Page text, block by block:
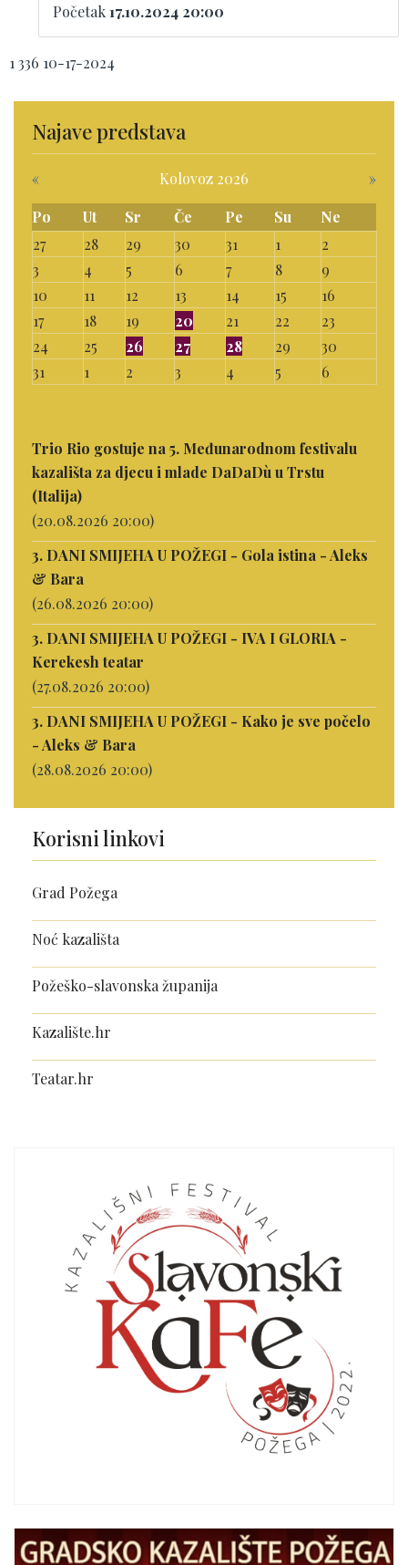
Početak17.10.2024 20:00
1 336 10-17-2024
Najave predstava
« Kolovoz 2026
»
Po
Ut Sr Če Pe Su
Ne
27
28 29 30 31 1
2
3
4 5 6 7 8
9
10
11 12 13 14 15
16
17
18 19 20 21 22
23
24
25 26 27 28 29
30
31
1 2 3 4 5 6
Trio Rio gostuje na 5. Međunarodnom festivalu
kazališta za djecu i mlade DaDaDù u Trstu
(Italija)
(20.08.2026 20:00)
3. DANI SMIJEHA U POŽEGI - Gola istina - Aleks
& Bara
(26.08.2026 20:00)
3. DANI SMIJEHA U POŽEGI - IVA I GLORIA -
Kerekesh teatar
(27.08.2026 20:00)
3. DANI SMIJEHA U POŽEGI - Kako je sve počelo
- Aleks & Bara
(28.08.2026 20:00)
Korisni linkovi
Grad Požega
Noć kazališta
Požeško-slavonska županija
Kazalište.hr
Teatar.hr